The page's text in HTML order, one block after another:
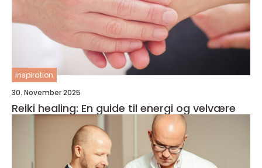
inspiration
30. November 2025
Reiki healing: En guide til energi og velvære